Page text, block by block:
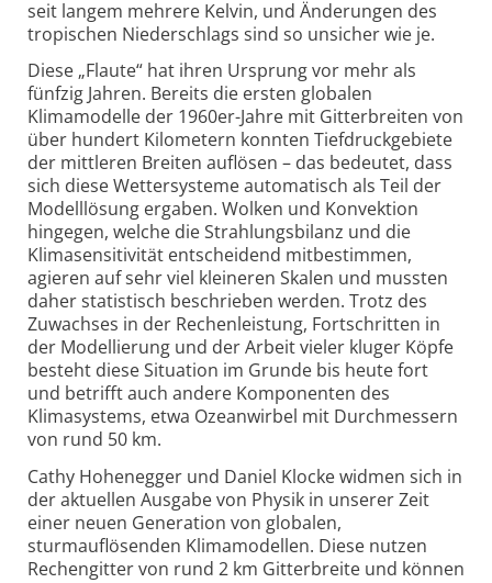
seit langem mehrere Kelvin, und Änderungen des
tropischen Niederschlags sind so unsicher wie je.
Diese „Flaute“ hat ihren Ursprung vor mehr als
fünfzig Jahren. Bereits die ersten globalen
Klimamodelle der 1960er-Jahre mit Gitterbreiten von
über hundert Kilometern konnten Tiefdruckgebiete
der mittleren Breiten auflösen – das bedeutet, dass
sich diese Wettersysteme automatisch als Teil der
Modelllösung ergaben. Wolken und Konvektion
hingegen, welche die Strahlungsbilanz und die
Klimasensitivität entscheidend mitbestimmen,
agieren auf sehr viel kleineren Skalen und mussten
daher statistisch beschrieben werden. Trotz des
Zuwachses in der Rechenleistung, Fortschritten in
der Modellierung und der Arbeit vieler kluger Köpfe
besteht diese Situation im Grunde bis heute fort
und betrifft auch andere Komponenten des
Klimasystems, etwa Ozeanwirbel mit Durchmessern
von rund 50 km.
Cathy Hohenegger und Daniel Klocke widmen sich in
der aktuellen Ausgabe von Physik in unserer Zeit
einer neuen Generation von globalen,
sturmauflösenden Klimamodellen. Diese nutzen
Rechengitter von rund 2 km Gitterbreite und können